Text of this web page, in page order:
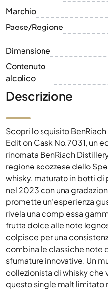
Marchio
Paese/Regione
Dimensione
Contenuto
alcolico
Descrizione
Scopri lo squisito BenRiach
Edition Cask No.7031, un
rinomata BenRiach
regione scozzese dello
whisky, maturato in botti
nel 2023 con una
promette un'esperienza
rivela una complessa
frutta dolce alle note
colpisce per una
combina le classiche note
sfumature innovative. Un
collezionista di whisky che
questo single malt limitato